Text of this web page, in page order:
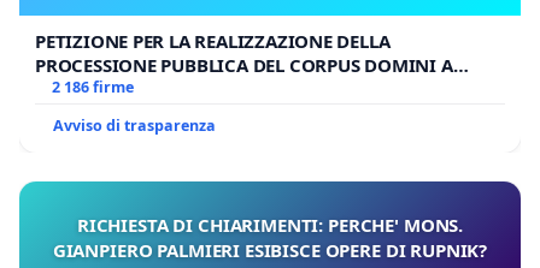
PETIZIONE PER LA REALIZZAZIONE DELLA
PROCESSIONE PUBBLICA DEL CORPUS DOMINI A
MILANO
2 186 firme
Avviso di trasparenza
RICHIESTA DI CHIARIMENTI: PERCHE' MONS.
GIANPIERO PALMIERI ESIBISCE OPERE DI RUPNIK?